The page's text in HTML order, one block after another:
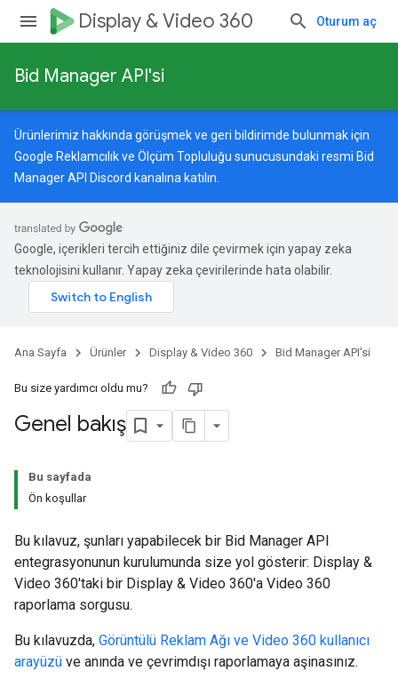
Display & Video 360 Oturum aç
Bid Manager API'si
Ürünlerimiz hakkında görüşmek ve geri bildirimde bulunmak için
Google Reklamcılık ve Ölçüm Topluluğu sunucusundaki resmi Bid
Manager API Discord kanalına katılın.
Google, içerikleri tercih ettiğiniz dile çevirmek için yapay zeka
teknolojisini kullanır. Yapay zeka çevirilerinde hata olabilir.
Ana Sayfa Ürünler Display & Video 360 Bid Manager API'si
Bu size yardımcı oldu mu?
Genel bakış
Bu sayfada
Ön koşullar
Bu kılavuz, şunları yapabilecek bir Bid Manager API
entegrasyonunun kurulumunda size yol gösterir: Display &
Video 360'taki bir Display & Video 360'a Video 360
raporlama sorgusu.
Bu kılavuzda, Görüntülü Reklam Ağı ve Video 360 kullanıcı
arayüzü ve anında ve çevrimdışı raporlamaya aşinasınız.